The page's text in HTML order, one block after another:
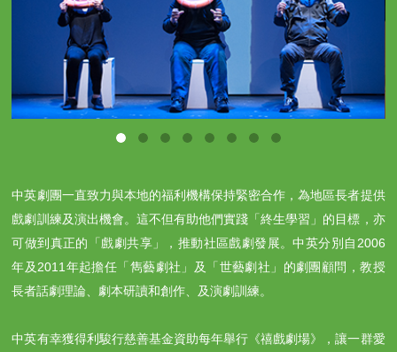
中英劇團一直致力與本地的福利機構保持緊密合作，為地區長者提供
戲劇訓練及演出機會。這不但有助他們實踐「終生學習」的目標，亦
可做到真正的「戲劇共享」，推動社區戲劇發展。中英分別自2006
年及2011年起擔任「雋藝劇社」及「世藝劇社」的劇團顧問，教授
長者話劇理論、劇本研讀和創作、及演劇訓練。
中英有幸獲得利駿行慈善基金資助每年舉行《禧戲劇場》，讓一群愛